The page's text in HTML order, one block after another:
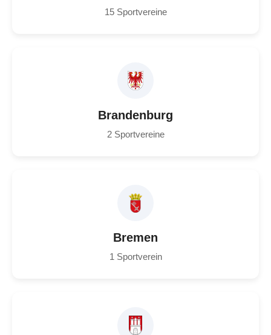
15 Sportvereine
Brandenburg
2 Sportvereine
Bremen
1 Sportverein